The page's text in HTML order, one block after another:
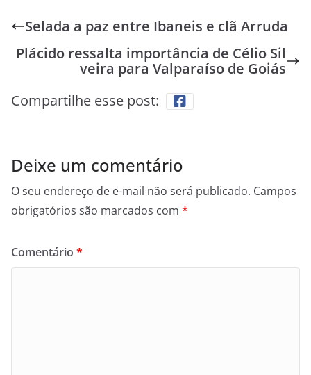
Selada a paz entre Ibaneis e clã Arruda
Plácido ressalta importância de Célio Sil
veira para Valparaíso de Goiás
Compartilhe esse post:
Deixe um comentário
O seu endereço de e-mail não será publicado. Campos
obrigatórios são marcados com *
Comentário *